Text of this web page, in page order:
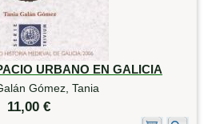
URBANO EN GALICIA
Gómez, Tania
11,00 €